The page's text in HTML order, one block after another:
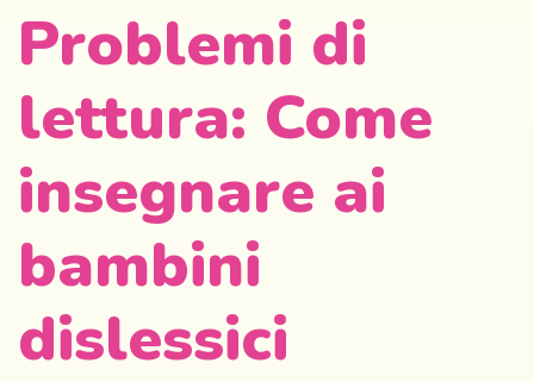
Problemi di
lettura: Come
insegnare ai
bambini
dislessici